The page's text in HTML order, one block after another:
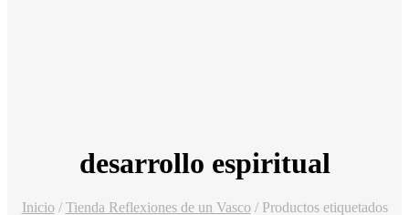
desarrollo espiritual
Inicio/ Tienda Reflexiones de un Vasco/ Productos etiquetados